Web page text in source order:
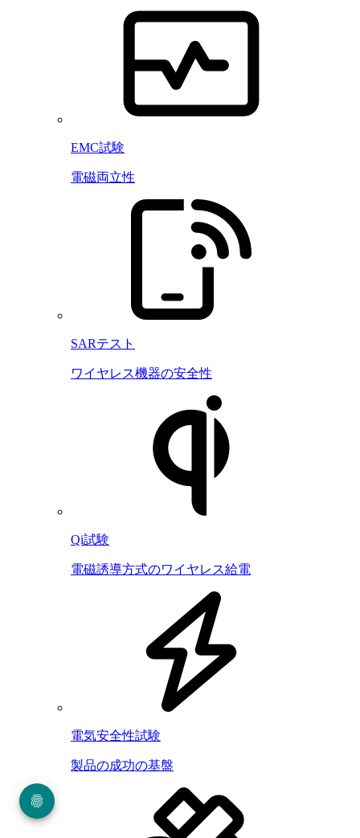
EMC試験
電磁両立性
SARテスト
ワイヤレス機器の安全性
Qi試験
電磁誘導方式のワイヤレス給電
電気安全性試験
製品の成功の基盤